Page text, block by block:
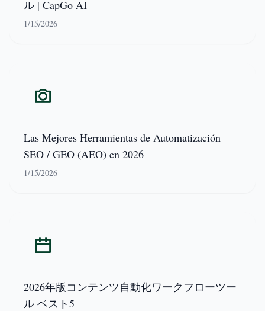
ル | CapGo AI
1/15/2026
Las Mejores Herramientas de Automatización
SEO / GEO (AEO) en 2026
1/15/2026
2026年版コンテンツ自動化ワークフローツー
ル ベスト5